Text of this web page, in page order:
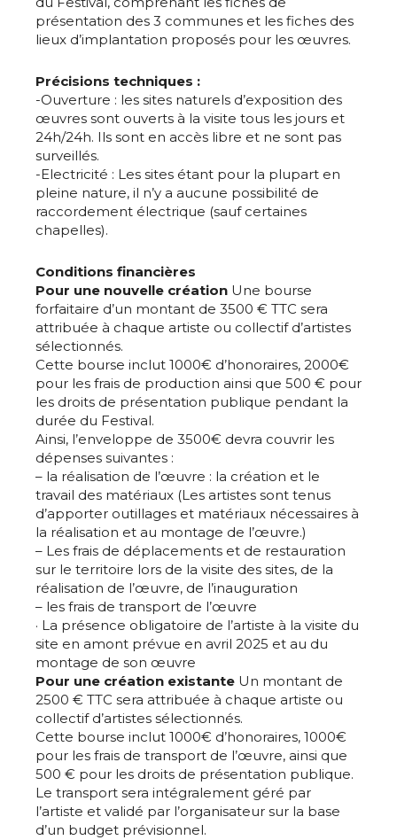
Statut / Organisation
J'accepte lestermes et conditions
* Champ obligatoire
Adresse email*
Prénom
Statut / Organisation
J'accepte les
* Champ obligatoire
présentation des 3 communes et les fiches des
lieux d’implantation proposés pour les œuvres.
Précisions techniques :
-Ouverture : les sites naturels d’exposition des
œuvres sont ouverts à la visite tous les jours et
24h/24h. Ils sont en accès libre et ne sont pas
surveillés.
-Electricité : Les sites étant pour la plupart en
pleine nature, il n’y a aucune possibilité de
raccordement électrique (sauf certaines
chapelles).
Conditions financières
Pour une nouvelle création Une bourse
forfaitaire d’un montant de 3500 € TTC sera
attribuée à chaque artiste ou collectif d’artistes
sélectionnés.
Cette bourse inclut 1000€ d’honoraires, 2000€
pour les frais de production ainsi que 500 € pour
les droits de présentation publique pendant la
durée du Festival.
Ainsi, l’enveloppe de 3500€ devra couvrir les
dépenses suivantes :
– la réalisation de l’œuvre : la création et le
travail des matériaux (Les artistes sont tenus
d’apporter outillages et matériaux nécessaires à
la réalisation et au montage de l’œuvre.)
– Les frais de déplacements et de restauration
sur le territoire lors de la visite des sites, de la
réalisation de l’œuvre, de l’inauguration
– les frais de transport de l’œuvre
· La présence obligatoire de l’artiste à la visite du
site en amont prévue en avril 2025 et au du
montage de son œuvre
Pour une création existante Un montant de
2500 € TTC sera attribuée à chaque artiste ou
collectif d’artistes sélectionnés.
Cette bourse inclut 1000€ d’honoraires, 1000€
pour les frais de transport de l’œuvre, ainsi que
500 € pour les droits de présentation publique.
Le transport sera intégralement géré par
l’artiste et validé par l’organisateur sur la base
d’un budget prévisionnel.